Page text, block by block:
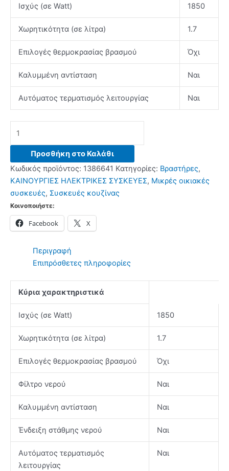
Ισχύς (σε Watt) 1850
Χωρητικότητα (σε λίτρα) 1.7
Επιλογές θερμοκρασίας βρασμού Όχι
Καλυμμένη αντίσταση Ναι
Αυτόματος τερματισμός λειτουργίας Ναι
EKS
17159C
Βραστήρας
Red
ποσότητα
Προσθήκη στο Καλάθι
Κωδικός προϊόντος: 1386641 Κατηγορίες: Βραστήρες,
ΚΑΙΝΟΥΡΓΙΕΣ ΗΛΕΚΤΡΙΚΕΣ ΣΥΣΚΕΥΕΣ, Μικρές οικιακές
συσκευές, Συσκευές κουζίνας
Κοινοποιήστε:
Facebook X
Περιγραφή
Επιπρόσθετες πληροφορίες
Κύρια χαρακτηριστικά
Ισχύς (σε Watt) 1850
Χωρητικότητα (σε λίτρα) 1.7
Επιλογές θερμοκρασίας βρασμού Όχι
Φίλτρο νερού Ναι
Καλυμμένη αντίσταση Ναι
Ένδειξη στάθμης νερού Ναι
Αυτόματος τερματισμός
λειτουργίας
Ναι